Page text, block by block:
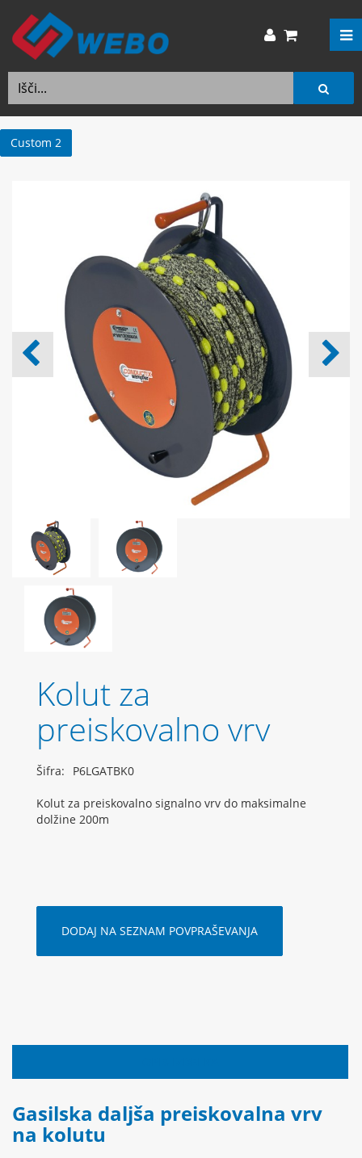
Custom 2
Kolut za
preiskovalno vrv
Šifra: P6LGATBK0
Kolut za preiskovalno signalno vrv do maksimalne
dolžine 200m
DODAJ NA SEZNAM POVPRAŠEVANJA
Gasilska daljša preiskovalna vrv
na kolutu